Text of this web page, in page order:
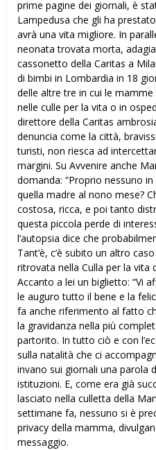
prime pagine dei giornali, è
Lampedusa che gli ha
avrà una vita migliore. In
neonata trovata morta,
cassonetto della Caritas a
di bimbi in Lombardia in 18
delle altre tre in cui le
nelle culle per la vita o in
direttore della Caritas
denuncia come la città,
turisti, non riesca ad
margini. Su Avvenire anche
domanda: “Proprio nessuno
quella madre al nono mese?
costosa, ricca, e poi tanto
questa piccola perde di
l’autopsia dice che
Tant’è, c’è subito un altro
ritrovata nella Culla per la vita
Accanto a lei un biglietto: “Vi
le auguro tutto il bene e la
fa anche riferimento al fatto
la gravidanza nella più
partorito. In tutto ciò e con
sulla natalità che ci
invano sui giornali una parola
istituzioni. E, come era già
lasciato nella culletta della
settimane fa, nessuno si è
privacy della mamma,
messaggio.